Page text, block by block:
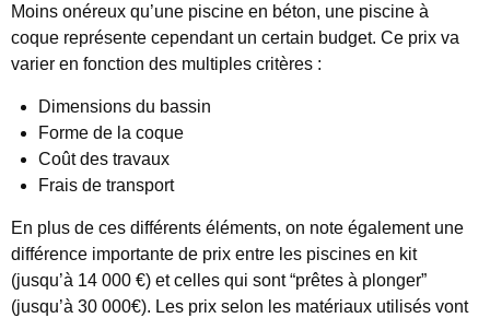
Moins onéreux qu’une piscine en béton, une piscine à
coque représente cependant un certain budget. Ce prix va
varier en fonction des multiples critères :
Dimensions du bassin
Forme de la coque
Coût des travaux
Frais de transport
En plus de ces différents éléments, on note également une
différence importante de prix entre les piscines en kit
(jusqu’à 14 000 €) et celles qui sont “prêtes à plonger”
(jusqu’à 30 000€). Les prix selon les matériaux utilisés vont